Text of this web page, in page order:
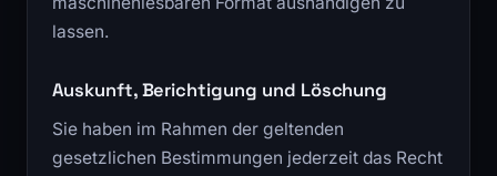
lassen.
Auskunft, Berichtigung und Löschung
Sie haben im Rahmen der geltenden
gesetzlichen Bestimmungen jederzeit das Recht